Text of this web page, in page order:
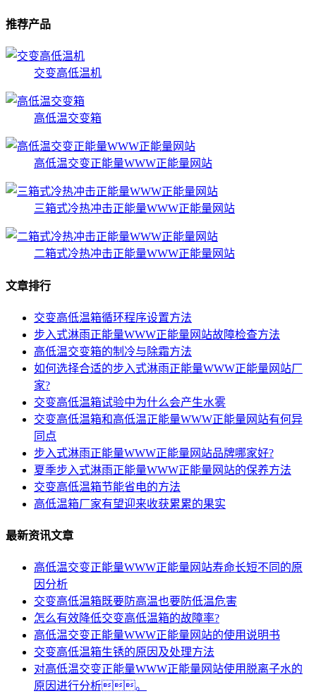
推荐产品
交变高低温机
高低温交变箱
高低温交变正能量WWW正能量网站
三箱式冷热冲击正能量WWW正能量网站
二箱式冷热冲击正能量WWW正能量网站
文章排行
交变高低温箱循环程序设置方法
步入式淋雨正能量WWW正能量网站故障检查方法
高低温交变箱的制冷与除霜方法
如何选择合适的步入式淋雨正能量WWW正能量网站厂
家?
交变高低温箱试验中为什么会产生水雾
交变高低温箱和高低温正能量WWW正能量网站有何异
同点
步入式淋雨正能量WWW正能量网站品牌哪家好?
夏季步入式淋雨正能量WWW正能量网站的保养方法
交变高低温箱节能省电的方法
高低温箱厂家有望迎来收获累累的果实
最新资讯文章
高低温交变正能量WWW正能量网站寿命长短不同的原
因分析
交变高低温箱既要防高温也要防低温危害
怎么有效降低交变高低温箱的故障率?
高低温交变正能量WWW正能量网站的使用说明书
交变高低温箱生锈的原因及处理方法
对高低温交变正能量WWW正能量网站使用脱离子水的
原因进行分析。